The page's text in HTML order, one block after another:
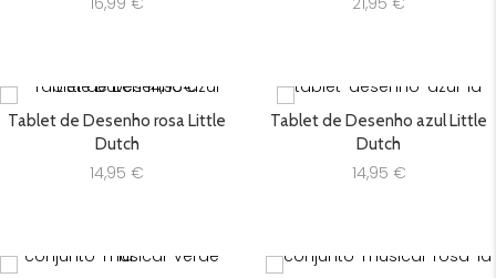
Tablet de Desenho rosa Little
Dutch
14,95 €
Tablet de Desenho azul Little
Dutch
14,95 €